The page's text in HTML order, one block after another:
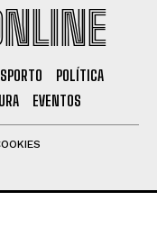
POLÍTICA
EVENTOS